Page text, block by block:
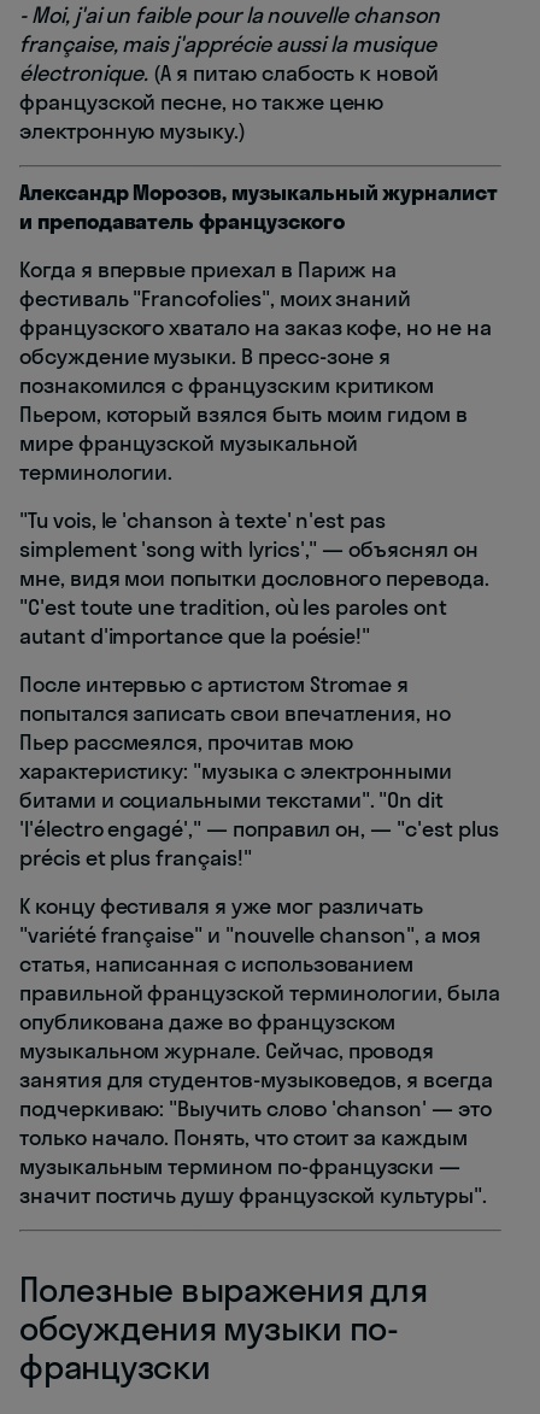
- Moi, j'ai un faible pour la nouvelle chanson
française, mais j'apprécie aussi la musique
électronique. (А я питаю слабость к новой
французской песне, но также ценю
электронную музыку.)
Александр Морозов, музыкальный журналист
и преподаватель французского
Когда я впервые приехал в Париж на
фестиваль "Francofolies", моих знаний
французского хватало на заказ кофе, но не на
обсуждение музыки. В пресс-зоне я
познакомился с французским критиком
Пьером, который взялся быть моим гидом в
мире французской музыкальной
терминологии.
"Tu vois, le 'chanson à texte' n'est pas
simplement 'song with lyrics'," — объяснял он
мне, видя мои попытки дословного перевода.
"C'est toute une tradition, où les paroles ont
autant d'importance que la poésie!"
После интервью с артистом Stromae я
попытался записать свои впечатления, но
Пьер рассмеялся, прочитав мою
характеристику: "музыка с электронными
битами и социальными текстами". "On dit
'l'électro engagé'," — поправил он, — "c'est plus
précis et plus français!"
К концу фестиваля я уже мог различать
"variété française" и "nouvelle chanson", а моя
статья, написанная с использованием
правильной французской терминологии, была
опубликована даже во французском
музыкальном журнале. Сейчас, проводя
занятия для студентов-музыковедов, я всегда
подчеркиваю: "Выучить слово 'chanson' — это
только начало. Понять, что стоит за каждым
музыкальным термином по-французски —
значит постичь душу французской культуры".
Полезные выражения для
обсуждения музыки по-
французски